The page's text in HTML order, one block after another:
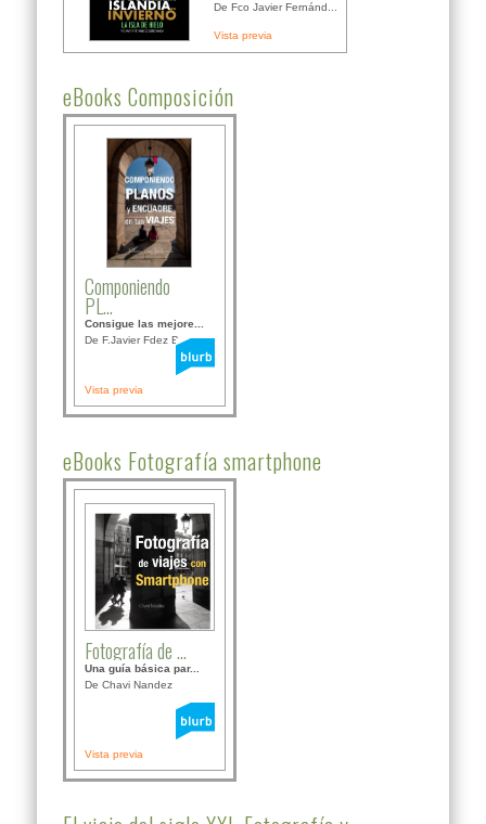
De Fco Javier Fernánd...
Vista previa
eBooks Composición
Componiendo
PL...
Consigue las mejore...
De F.Javier Fdez Bor...
Vista previa
eBooks Fotografía smartphone
Fotografía de ...
Una guía básica par...
De Chavi Nandez
Vista previa